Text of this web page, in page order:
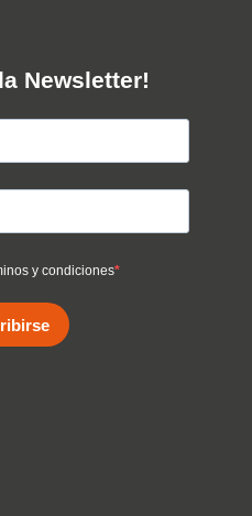
Newsletter!
y condiciones